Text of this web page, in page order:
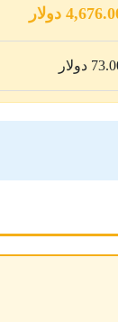
دولار
دولار